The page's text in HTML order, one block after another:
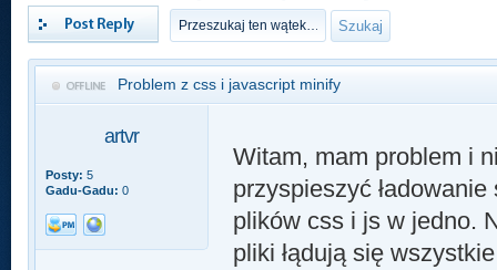
Odpowiedz
Problem z css i javascript minify
artvr
Posty: 5
Gadu-Gadu: 0
Witam, mam problem i
przyspieszyć ładowanie
plików css i js w jedno.
pliki łądują się